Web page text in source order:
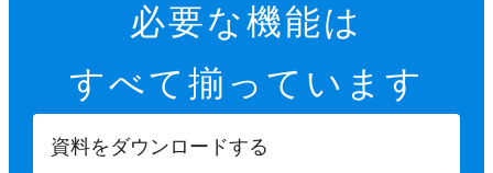
必要な機能は
すべて揃っています
資料をダウンロードする